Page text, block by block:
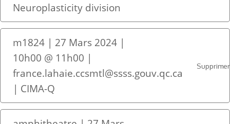
Neuroplasticity division
m1824 | 27 Mars 2024 |
10h00 @ 11h00 |
france.lahaie.ccsmtl@ssss.gouv.qc.ca
| CIMA-Q
Supprimer